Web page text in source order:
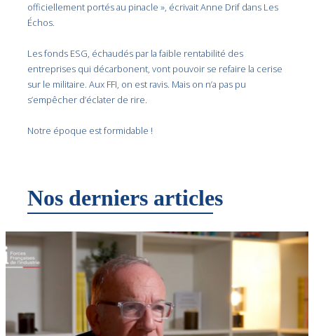
officiellement portés au pinacle », écrivaitAnne Drif dans Les
Échos.
Les fonds ESG, échaudés par la faible rentabilité des
entreprises qui décarbonent, vont pouvoir se refaire la cerise
sur le militaire. Aux FFI, on est ravis. Mais on n’a pas pu
s’empêcher d’éclater de rire.
Notre époque est formidable !
Nos derniers articles